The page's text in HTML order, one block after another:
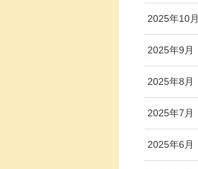
2025年10月
2025年9月
2025年8月
2025年7月
2025年6月